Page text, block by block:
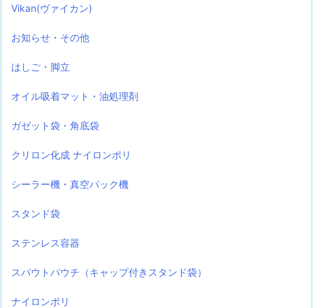
Vikan(ヴァイカン)
お知らせ・その他
はしご・脚立
オイル吸着マット・油処理剤
ガゼット袋・角底袋
クリロン化成 ナイロンポリ
シーラー機・真空パック機
スタンド袋
ステンレス容器
スパウトパウチ（キャップ付きスタンド袋）
ナイロンポリ